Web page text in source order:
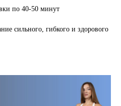
по 40-50 минут
сильного, гибкого и здорового